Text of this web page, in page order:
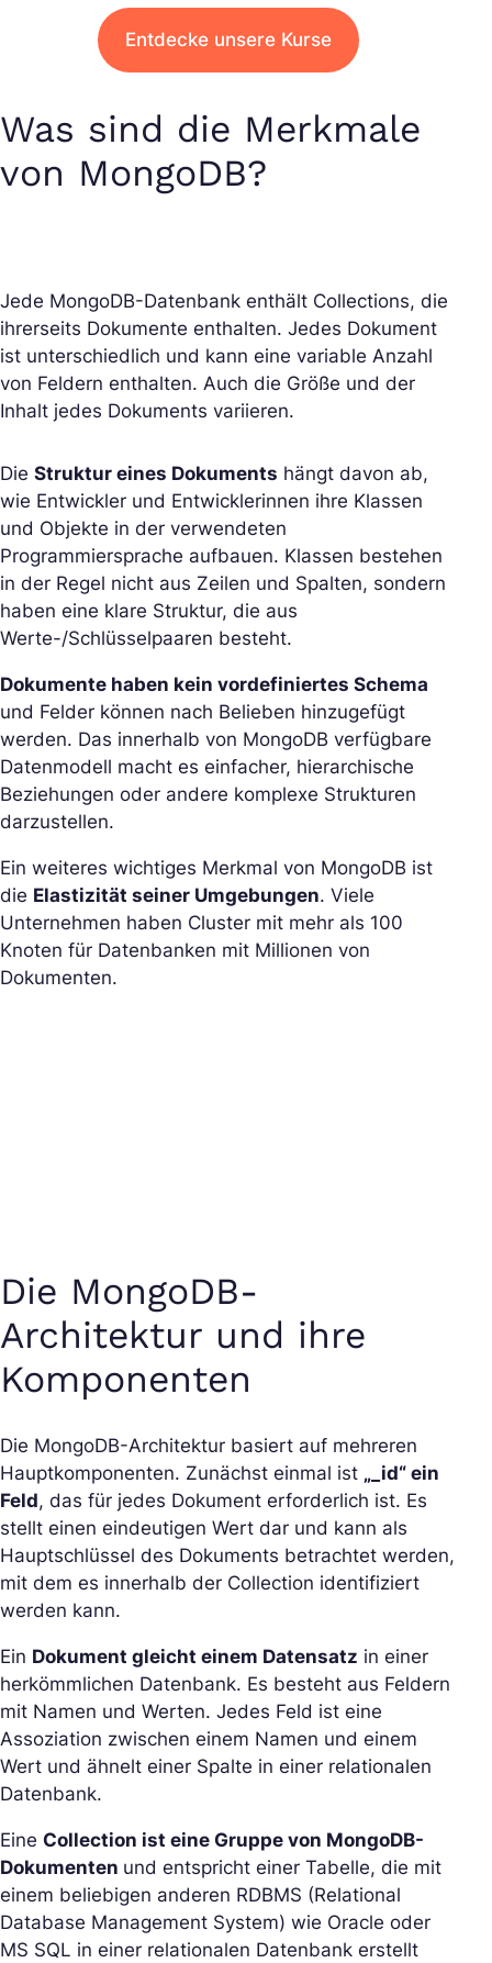
Entdecke unsere Kurse
Was sind die Merkmale
von MongoDB?
Jede MongoDB-Datenbank enthält Collections, die
ihrerseits Dokumente enthalten. Jedes Dokument
ist unterschiedlich und kann eine variable Anzahl
von Feldern enthalten. Auch die Größe und der
Inhalt jedes Dokuments variieren.
Die Struktur eines Dokuments hängt davon ab,
wie Entwickler und Entwicklerinnen ihre Klassen
und Objekte in der verwendeten
Programmiersprache aufbauen. Klassen bestehen
in der Regel nicht aus Zeilen und Spalten, sondern
haben eine klare Struktur, die aus
Werte-/Schlüsselpaaren besteht.
Dokumente haben kein vordefiniertes Schema
und Felder können nach Belieben hinzugefügt
werden. Das innerhalb von MongoDB verfügbare
Datenmodell macht es einfacher, hierarchische
Beziehungen oder andere komplexe Strukturen
darzustellen.
Ein weiteres wichtiges Merkmal von MongoDB ist
die Elastizität seiner Umgebungen. Viele
Unternehmen haben Cluster mit mehr als 100
Knoten für Datenbanken mit Millionen von
Dokumenten.
Die MongoDB-
Architektur und ihre
Komponenten
Die MongoDB-Architektur basiert auf mehreren
Hauptkomponenten. Zunächst einmal ist „_id“ ein
Feld, das für jedes Dokument erforderlich ist. Es
stellt einen eindeutigen Wert dar und kann als
Hauptschlüssel des Dokuments betrachtet werden,
mit dem es innerhalb der Collection identifiziert
werden kann.
Ein Dokument gleicht einem Datensatz in einer
herkömmlichen Datenbank. Es besteht aus Feldern
mit Namen und Werten. Jedes Feld ist eine
Assoziation zwischen einem Namen und einem
Wert und ähnelt einer Spalte in einer relationalen
Datenbank.
Eine Collection ist eine Gruppe von MongoDB-
Dokumenten und entspricht einer Tabelle, die mit
einem beliebigen anderen RDBMS (Relational
Database Management System) wie Oracle oder
MS SQL in einer relationalen Datenbank erstellt